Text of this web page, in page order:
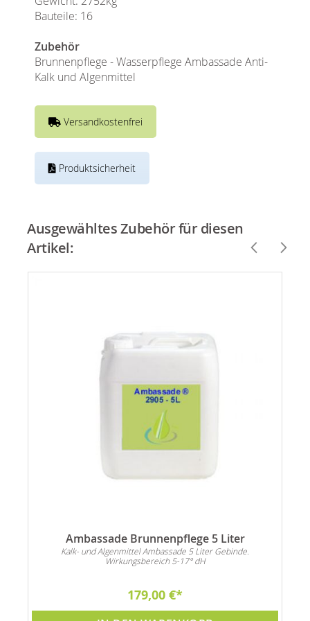
Bauteile: 16
Zubehör
Brunnenpflege - Wasserpflege Ambassade Anti-
Kalk und Algenmittel
Versandkostenfrei
Produktsicherheit
Ausgewähltes Zubehör für diesen
Artikel:
Ambassade Brunnenpflege 5 Liter
Kalk- und Algenmittel Ambassade 5 Liter Gebinde.
Wirkungsbereich 5-17° dH
179,00 €